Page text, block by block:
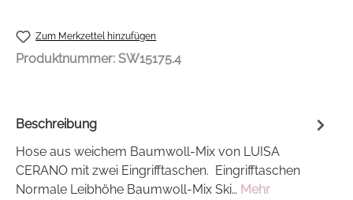
Zum Merkzettel hinzufügen
Produktnummer: SW15175.4
Beschreibung
Hose aus weichem Baumwoll-Mix von LUISA
CERANO mit zwei Eingrifftaschen. Eingrifftaschen
Normale Leibhöhe Baumwoll-Mix Ski… Mehr